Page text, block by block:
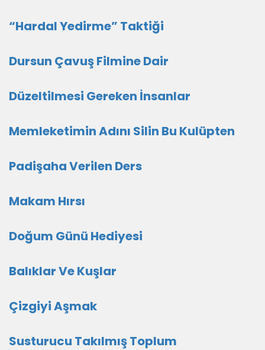
“Hardal Yedirme” Taktiği
Dursun Çavuş Filmine Dair
Düzeltilmesi Gereken İnsanlar
Memleketimin Adını Silin Bu Kulüpten
Padişaha Verilen Ders
Makam Hırsı
Doğum Günü Hediyesi
Balıklar Ve Kuşlar
Çizgiyi Aşmak
Susturucu Takılmış Toplum